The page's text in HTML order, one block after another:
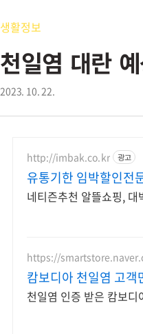
생활정보
천일염 대란
2023. 10. 22.
http://imbak.co.kr 광고
유통기한 임박할인전
네티즌추천 알뜰쇼핑,
https://
캄보디아 천일염 고객
천일염 인증 받은 캄보